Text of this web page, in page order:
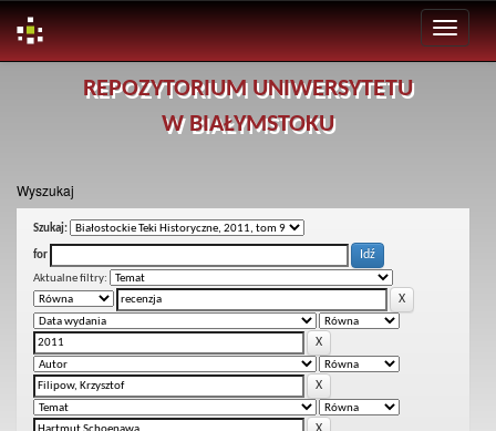
REPOZYTORIUM UNIWERSYTETU
W BIAŁYMSTOKU
Wyszukaj
Szukaj:
for
Aktualne filtry: